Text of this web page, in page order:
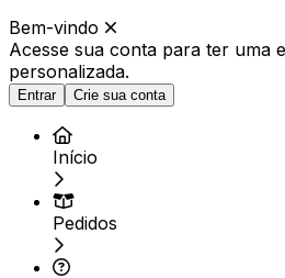
Bem-vindo
Acesse sua conta para ter uma
personalizada.
Entrar Crie sua conta
Início
Pedidos